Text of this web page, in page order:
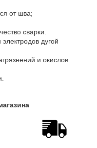
от шва;
сварки.
дугой
и окислов